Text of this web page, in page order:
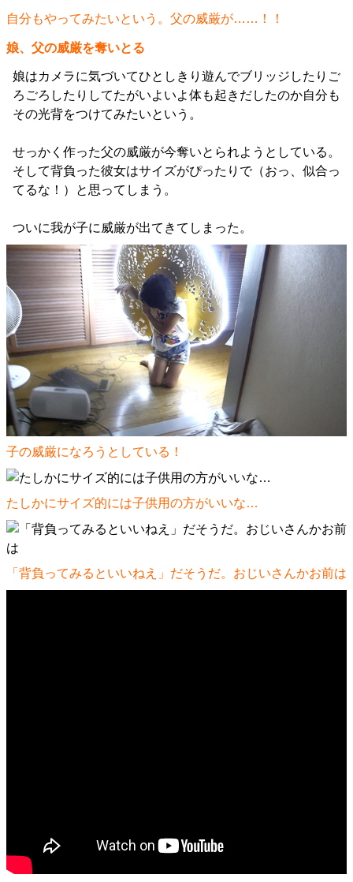
自分もやってみたいという。父の威厳が……！！
娘、父の威厳を奪いとる
娘はカメラに気づいてひとしきり遊んでブリッジしたりご
ろごろしたりしてたがいよいよ体も起きだしたのか自分も
その光背をつけてみたいという。
せっかく作った父の威厳が今奪いとられようとしている。
そして背負った彼女はサイズがぴったりで（おっ、似合っ
てるな！）と思ってしまう。
ついに我が子に威厳が出てきてしまった。
子の威厳になろうとしている！
たしかにサイズ的には子供用の方がいいな…
「背負ってみるといいねえ」だそうだ。おじいさんかお前は